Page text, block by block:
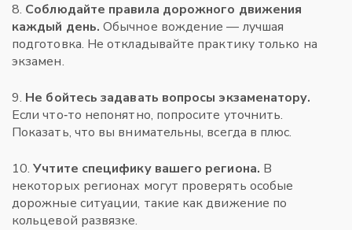
8. Соблюдайте правила дорожного движения
каждый день. Обычное вождение — лучшая
подготовка. Не откладывайте практику только на
экзамен.
9. Не бойтесь задавать вопросы экзаменатору.
Если что‑то непонятно, попросите уточнить.
Показать, что вы внимательны, всегда в плюс.
10.Учтите специфику вашего региона. В
некоторых регионах могут проверять особые
дорожные ситуации, такие как движение по
кольцевой развязке.